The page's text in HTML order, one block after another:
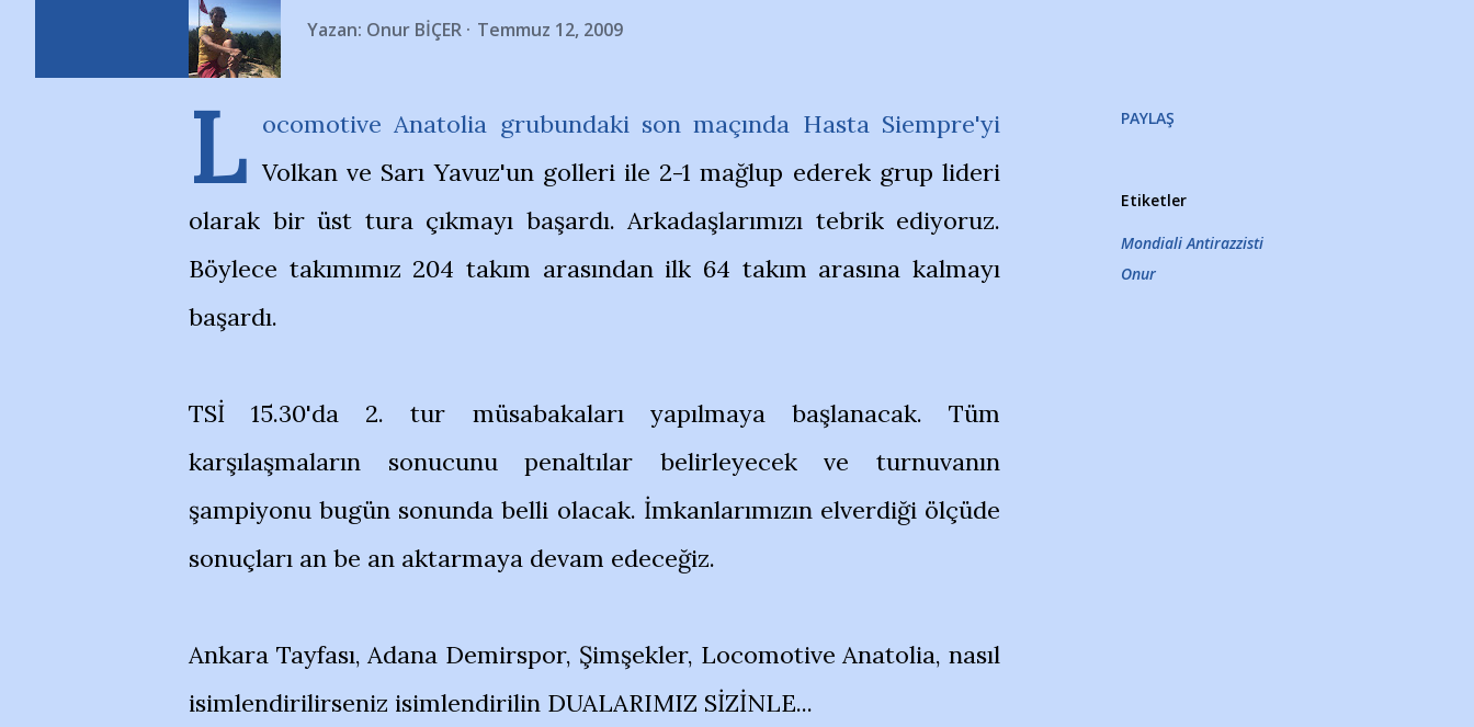
Yazan: Onur BİÇER Temmuz 12, 2009
L
ocomotive Anatolia grubundaki son maçında Hasta Siempre'yi
Volkan ve Sarı Yavuz'un golleri ile 2-1 mağlup ederek grup lideri
olarak bir üst tura çıkmayı başardı. Arkadaşlarımızı tebrik ediyoruz.
Böylece takımımız 204 takım arasından ilk 64 takım arasına kalmayı
başardı.
TSİ 15.30'da 2. tur müsabakaları yapılmaya başlanacak. Tüm
karşılaşmaların sonucunu penaltılar belirleyecek ve turnuvanın
şampiyonu bugün sonunda belli olacak. İmkanlarımızın elverdiği ölçüde
sonuçları an be an aktarmaya devam edeceğiz.
Ankara Tayfası, Adana Demirspor, Şimşekler, Locomotive Anatolia, nasıl
isimlendirilirseniz isimlendirilin DUALARIMIZ SİZİNLE...
PAYLAŞ
Etiketler
Mondiali Antirazzisti
Onur